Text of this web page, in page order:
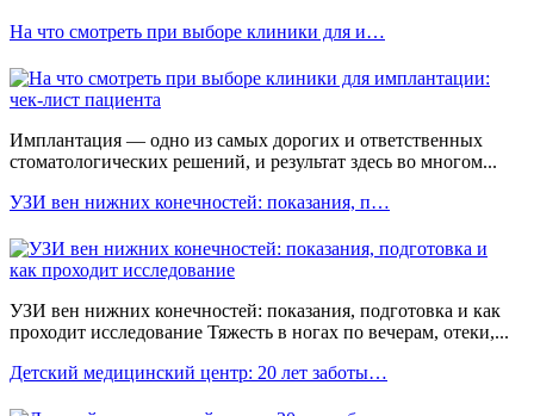
На что смотреть при выборе клиники для и…
Имплантация — одно из самых дорогих и ответственных
стоматологических решений, и результат здесь во многом...
УЗИ вен нижних конечностей: показания, п…
УЗИ вен нижних конечностей: показания, подготовка и как
проходит исследование Тяжесть в ногах по вечерам, отеки,...
Детский медицинский центр: 20 лет заботы…